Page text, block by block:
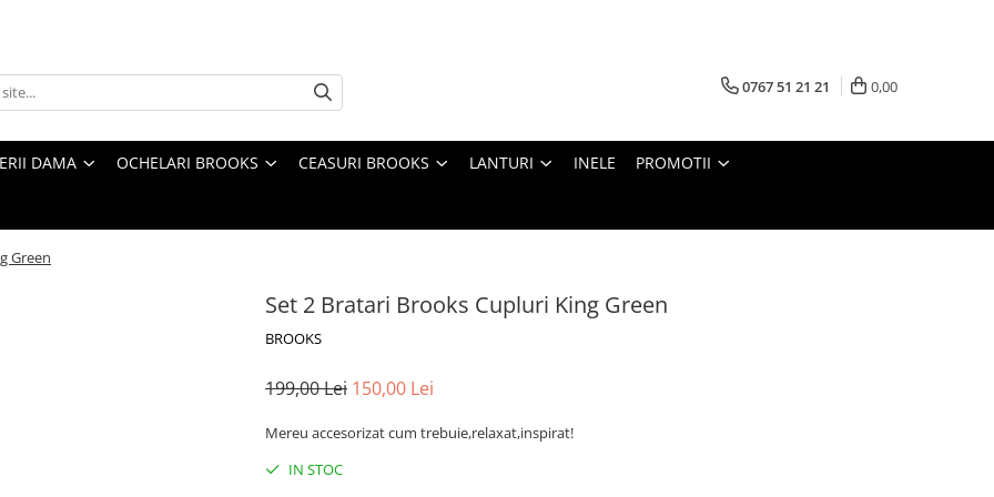
0767 51 21 21 0,00
DAMA OCHELARI BROOKS CEASURI BROOKS LANTURI INELE PROMOTII
Green
Set 2 Bratari Brooks Cupluri King Green
BROOKS
199,00 Lei 150,00 Lei
Mereu accesorizat cum trebuie,relaxat,inspirat!
IN STOC